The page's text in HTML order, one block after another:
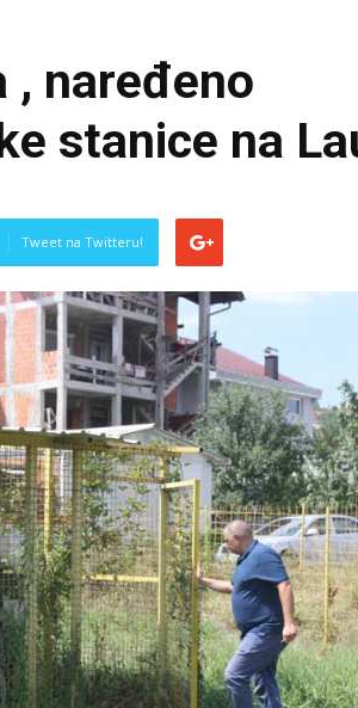
, naređeno
stanice na
Tweet na Twitteru!